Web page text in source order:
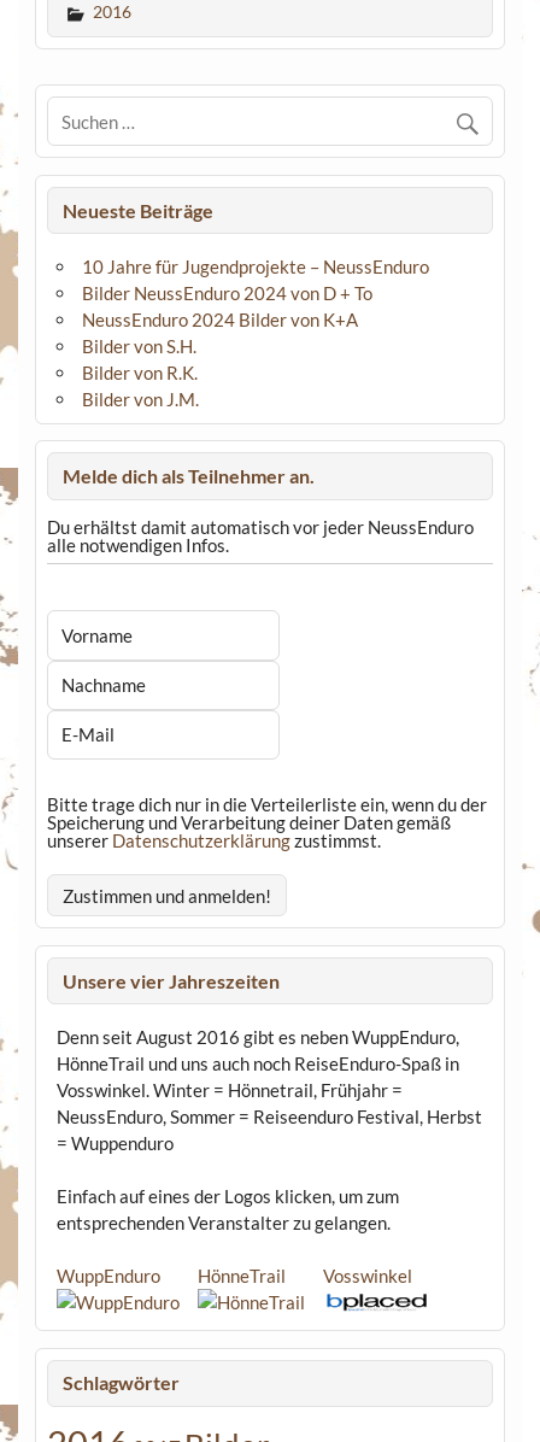
2016
Neueste Beiträge
10 Jahre für Jugendprojekte – NeussEnduro
Bilder NeussEnduro 2024 von D + To
NeussEnduro 2024 Bilder von K+A
Bilder von S.H.
Bilder von R.K.
Bilder von J.M.
Melde dich als Teilnehmer an.
Du erhältst damit automatisch vor jeder NeussEnduro
alle notwendigen Infos.
Bitte trage dich nur in die Verteilerliste ein, wenn du der
Speicherung und Verarbeitung deiner Daten gemäß
unserer Datenschutzerklärungzustimmst.
Unsere vier Jahreszeiten
Denn seit August 2016 gibt es neben WuppEnduro,
HönneTrail und uns auch noch ReiseEnduro-Spaß in
Vosswinkel. Winter = Hönnetrail, Frühjahr =
NeussEnduro, Sommer = Reiseenduro Festival, Herbst
= Wuppenduro
Einfach auf eines der Logos klicken, um zum
entsprechenden Veranstalter zu gelangen.
WuppEnduro HönneTrail Vosswinkel
Schlagwörter